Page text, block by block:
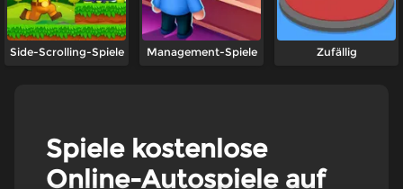
Side-Scrolling-Spiele Management-Spiele Zufällig
Spiele kostenlose
Online-Autospiele auf